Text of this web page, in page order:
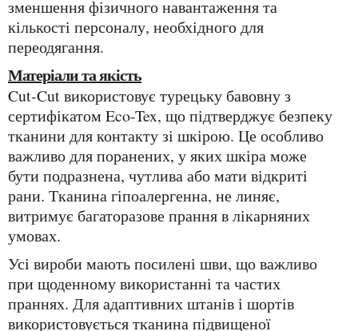
зменшення фізичного навантаження та
кількості персоналу, необхідного для
переодягання.
Матеріали та якість
Cut-Cut використовує турецьку бавовну з
сертифікатом Eco-Tex, що підтверджує безпеку
тканини для контакту зі шкірою. Це особливо
важливо для поранених, у яких шкіра може
бути подразнена, чутлива або мати відкриті
рани. Тканина гіпоалергенна, не линяє,
витримує багаторазове прання в лікарняних
умовах.
Усі вироби мають посилені шви, що важливо
при щоденному використанні та частих
праннях. Для адаптивних штанів і шортів
використовується тканина підвищеної